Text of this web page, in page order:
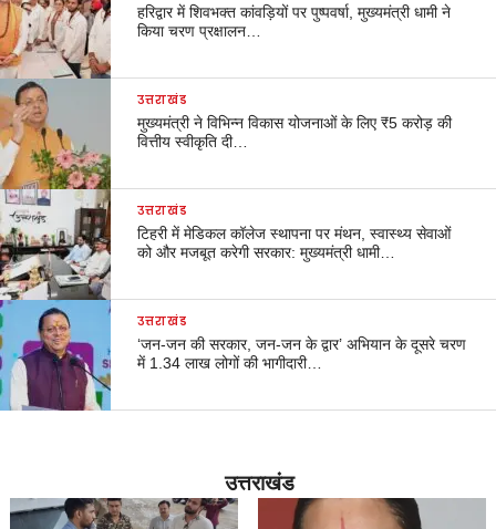
हरिद्वार में शिवभक्त कांवड़ियों पर पुष्पवर्षा, मुख्यमंत्री धामी ने
किया चरण प्रक्षालन…
उत्तराखंड
मुख्यमंत्री ने विभिन्न विकास योजनाओं के लिए ₹5 करोड़ की
वित्तीय स्वीकृति दी…
उत्तराखंड
टिहरी में मेडिकल कॉलेज स्थापना पर मंथन, स्वास्थ्य सेवाओं
को और मजबूत करेगी सरकार: मुख्यमंत्री धामी…
उत्तराखंड
‘जन-जन की सरकार, जन-जन के द्वार’ अभियान के दूसरे चरण
में 1.34 लाख लोगों की भागीदारी…
उत्तराखंड